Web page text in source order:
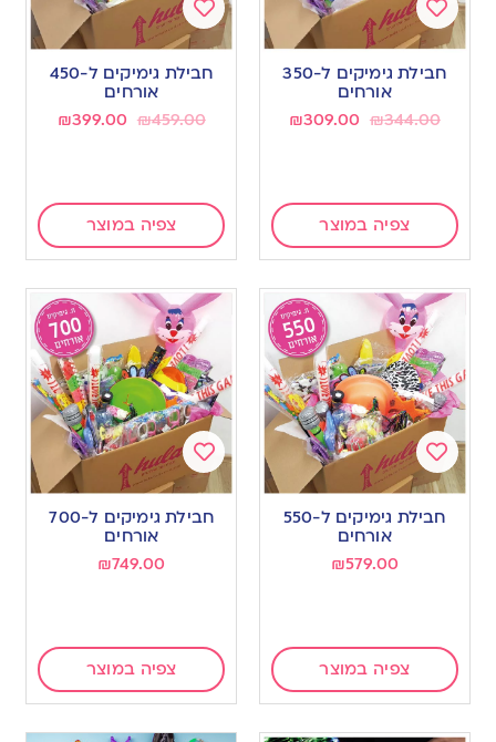
Add
to
חבילת גימיקים ל-350
אורחים
₪344.00
₪309.00
צפיה במוצר
Add
to
חבילת גימיקים ל-450
אורחים
₪459.00
₪399.00
צפיה במוצר
Add
to
חבילת גימיקים ל-550
אורחים
₪579.00
צפיה במוצר
Add
to
חבילת גימיקים ל-700
אורחים
₪749.00
צפיה במוצר